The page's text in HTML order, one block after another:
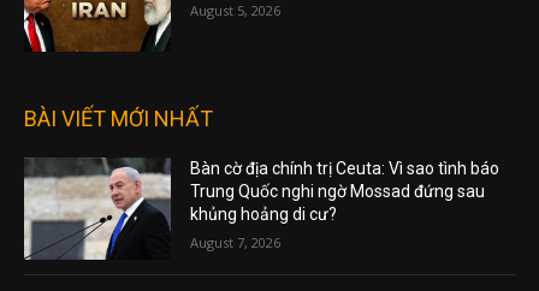
August 5, 2026
BÀI VIẾT MỚI NHẤT
Bàn cờ địa chính trị Ceuta: Vì sao tình báo
Trung Quốc nghi ngờ Mossad đứng sau
khủng hoảng di cư?
August 7, 2026